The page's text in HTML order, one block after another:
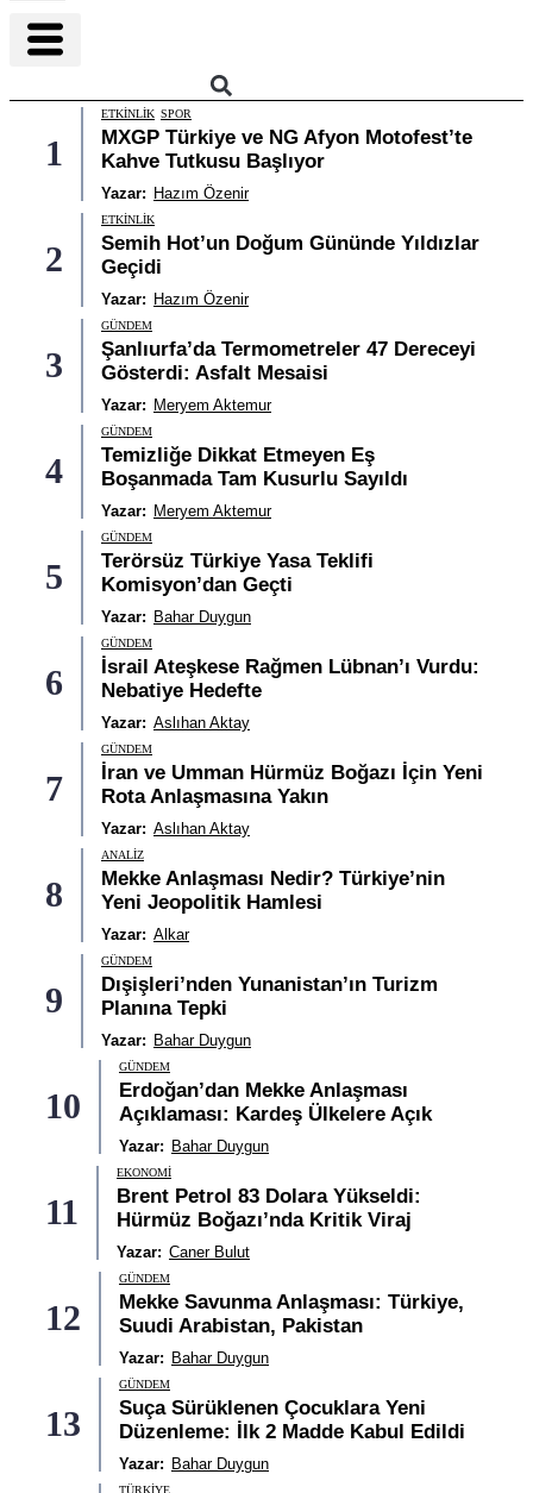
1
ETKINLIK SPOR
MXGP Türkiye ve NG Afyon Motofest’te
Kahve Tutkusu Başlıyor
Yazar: Hazım Özenir
2
ETKINLIK
Semih Hot’un Doğum Gününde Yıldızlar
Geçidi
Yazar: Hazım Özenir
3
GÜNDEM
Şanlıurfa’da Termometreler 47 Dereceyi
Gösterdi: Asfalt Mesaisi
Yazar: Meryem Aktemur
4
GÜNDEM
Temizliğe Dikkat Etmeyen Eş
Boşanmada Tam Kusurlu Sayıldı
Yazar: Meryem Aktemur
5
GÜNDEM
Terörsüz Türkiye Yasa Teklifi
Komisyon’dan Geçti
Yazar: Bahar Duygun
6
GÜNDEM
İsrail Ateşkese Rağmen Lübnan’ı Vurdu:
Nebatiye Hedefte
Yazar: Aslıhan Aktay
7
GÜNDEM
İran ve Umman Hürmüz Boğazı İçin Yeni
Rota Anlaşmasına Yakın
Yazar: Aslıhan Aktay
8
ANALIZ
Mekke Anlaşması Nedir? Türkiye’nin
Yeni Jeopolitik Hamlesi
Yazar: Alkar
9
GÜNDEM
Dışişleri’nden Yunanistan’ın Turizm
Planına Tepki
Yazar: Bahar Duygun
10
GÜNDEM
Erdoğan’dan Mekke Anlaşması
Açıklaması: Kardeş Ülkelere Açık
Yazar: Bahar Duygun
11
EKONOMI
Brent Petrol 83 Dolara Yükseldi:
Hürmüz Boğazı’nda Kritik Viraj
Yazar: Caner Bulut
12
GÜNDEM
Mekke Savunma Anlaşması: Türkiye,
Suudi Arabistan, Pakistan
Yazar: Bahar Duygun
13
GÜNDEM
Suça Sürüklenen Çocuklara Yeni
Düzenleme: İlk 2 Madde Kabul Edildi
Yazar: Bahar Duygun
TÜRKIYE